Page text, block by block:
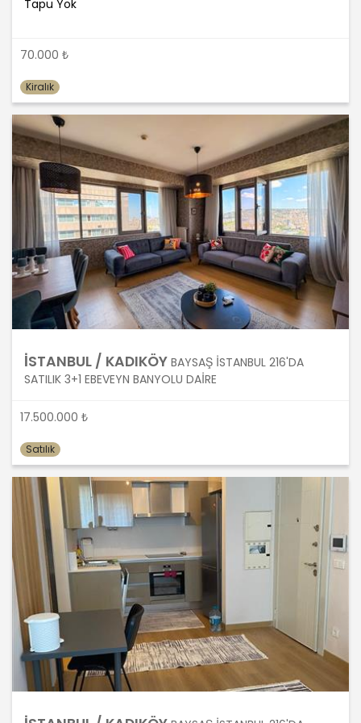
verilerin saklanması için bir süre
süreye uygun davranacak, bir süre
belirlenmemişse kişisel verileri
işlendikleri amaç için gerekli olan süre
kadar muhafaza edecektir. Sürenin
bitimi veya işlenmesini gerektiren
sebeplerin ortadan kalkması halinde
kişisel veriler MASTERTURK
FRANCHİSİNG GAYRİMENKUL SATIŞ VE
PAZARLAMA A.Ş.. tarafından silinecek,
yok edilecek veya anonim hale
getirilecektir.
6. Kişisel Veri İşleme Faaliyetlerinin
Kanunun 5 inci Maddesinde Belirtilen
Kişisel Veri İşleme Şartlarından Bir
veya Birkaçına Dayalı Olarak Kanunun
Uygun Şekilde Yürütülmesi
Kanunu’nun 5. maddesinde belirtilen
şartlardan bir veya birkaçına uygun
olarak işlenecek MASTERTURK
FRANCHİSİNG GAYRİMENKUL SATIŞ VE
PAZARLAMA A.Ş. tarafından, Şirket iş
birimlerinin yürütmekte olduğu kişisel
veri işleme faaliyetlerinin bu
şartlardan bir veya bir kaçına dayalı
olarak yürütülüp yürütülmediği tespit
edilecek, bu şartlardan bir veya bir
kaçını sağlamayan kişisel veri işleme
faaliyetleri süreçlerde yer
almayacaktır. Kişisel veri işleme
faaliyetlerinin kişisel veri işleme
şartlarından bir veya birkaçına dayalı
olarak yürütülmesinin sağlanmasının
yanı sıra tüm kişisel veri işleme
faaliyetlerinde KVK Kanunu’nun 4üncü
Tapu Yok
70.000 ₺
Kiralık
İSTANBUL / KADIKÖY BAYSAŞ İSTANBUL 216'DA
SATILIK 3+1 EBEVEYN BANYOLU DAİRE
17.500.000 ₺
Satılık